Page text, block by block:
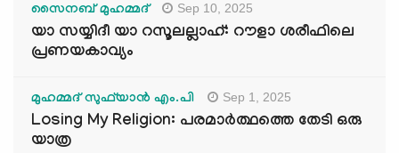
സൈനബ് മുഹമ്മദ് Sep 10, 2025
യാ സയ്യിദീ യാ റസൂലല്ലാഹ്: റൗളാ ശരീഫിലെ
പ്രണയകാവ്യം
മുഹമ്മദ് സുഫ്‌യാൻ എം.പി Sep 1, 2025
Losing My Religion: പരമാർത്ഥത്തെ തേടി ഒരു
യാത്ര